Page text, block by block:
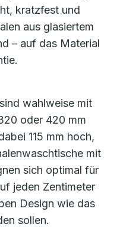
kratzfest und
aus glasiertem
– auf das Material
wahlweise mit
oder 420 mm
115 mm hoch,
mit
sich optimal für
jeden Zentimeter
Design wie das
sollen.